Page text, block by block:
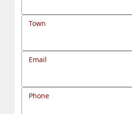
Town
Email
Phone